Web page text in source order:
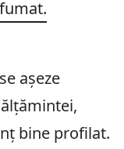
așeze
bine profilat.